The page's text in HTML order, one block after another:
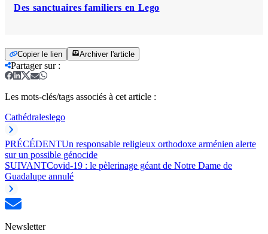
Des sanctuaires familiers en Lego
Copier le lien Archiver l'article
Partager sur:
Les mots-clés/tags associés à cet article :
Cathédraleslego
PRÉCÉDENTUn responsable religieux orthodoxe arménien alerte
sur un possible génocide
SUIVANTCovid-19 : le pèlerinage géant de Notre Dame de
Guadalupe annulé
Newsletter